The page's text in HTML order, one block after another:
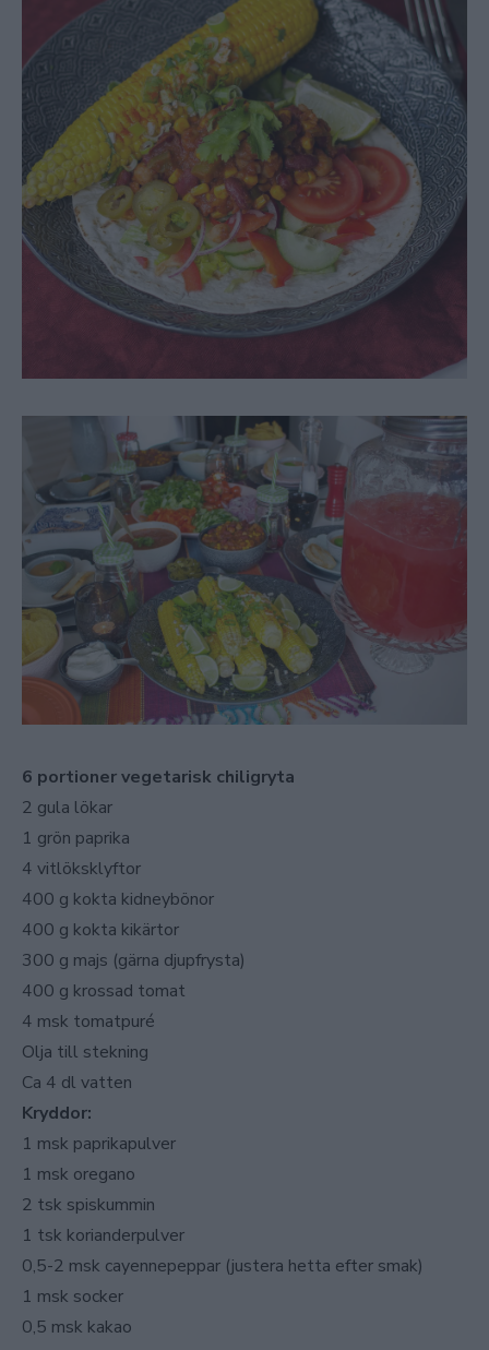
6 portioner vegetarisk chiligryta
2 gula lökar
1 grön paprika
4 vitlöksklyftor
400 g kokta kidneybönor
400 g kokta kikärtor
300 g majs (gärna djupfrysta)
400 g krossad tomat
4 msk tomatpuré
Olja till stekning
Ca 4 dl vatten
Kryddor:
1 msk paprikapulver
1 msk oregano
2 tsk spiskummin
1 tsk korianderpulver
0,5-2 msk cayennepeppar (justera hetta efter smak)
1 msk socker
0,5 msk kakao